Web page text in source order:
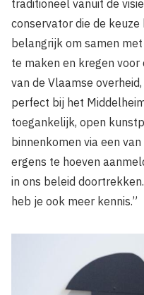
traditioneel vanuit de
conservator die de
belangrijk om samen
te maken en kregen voor
van de Vlaamse
perfect bij het
toegankelijk, open
binnenkomen via een
ergens te hoeven
in ons beleid
heb je ook meer kennis.”